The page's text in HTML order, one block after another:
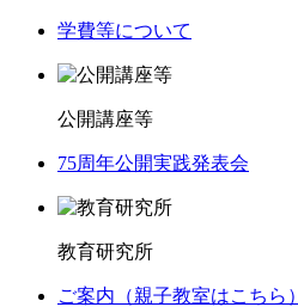
学費等について
公開講座等
75周年公開実践発表会
教育研究所
ご案内（親子教室はこちら）